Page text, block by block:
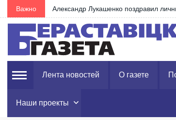
Важно КСУП «Воронецкий»: новое и
Лента новостей О газете
Наши проекты